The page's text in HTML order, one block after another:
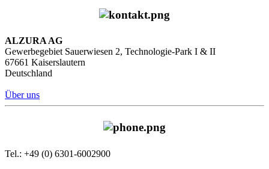
ALZURA AG
Gewerbegebiet Sauerwiesen 2, Technologie-Park I & II
67661 Kaiserslautern
Deutschland
Über uns
Tel.: +49 (0) 6301-6002900